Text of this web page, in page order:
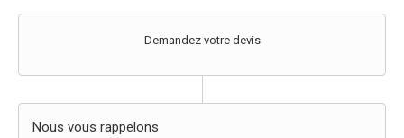
Demandez votre devis
Nous vous rappelons